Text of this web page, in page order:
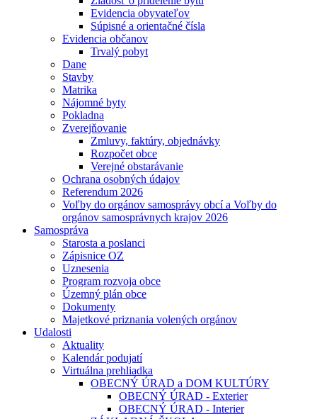
Evidencia obyvateľov
Súpisné a orientačné čísla
Evidencia občanov
Trvalý pobyt
Dane
Stavby
Matrika
Nájomné byty
Pokladna
Zverejňovanie
Zmluvy, faktúry, objednávky
Rozpočet obce
Verejné obstarávanie
Ochrana osobných údajov
Referendum 2026
Voľby do orgánov samosprávy obcí a Voľby do
orgánov samosprávnych krajov 2026
Samospráva
Starosta a poslanci
Zápisnice OZ
Uznesenia
Program rozvoja obce
Územný plán obce
Dokumenty
Majetkové priznania volených orgánov
Udalosti
Aktuality
Kalendár podujatí
Virtuálna prehliadka
OBECNÝ ÚRAD a DOM KULTÚRY
OBECNÝ ÚRAD - Exterier
OBECNÝ ÚRAD - Interier